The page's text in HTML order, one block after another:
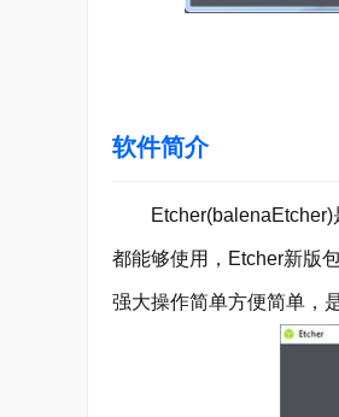
软件简介
Etcher(balenaEtcher)是
都能够使用，Etcher新版
强大操作简单方便简单，